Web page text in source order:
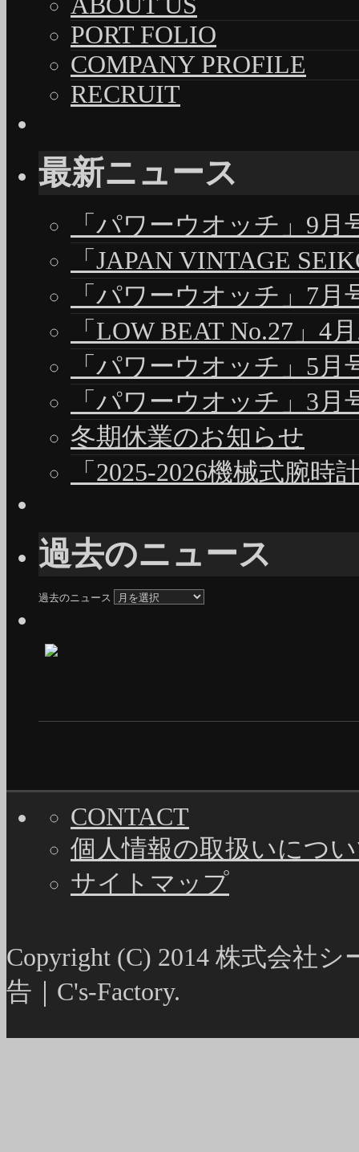
PORT FOLIO
COMPANY PROFILE
RECRUIT
最新ニュース
「パワーウオッチ」9月
「JAPAN VINTAGE
「パワーウオッチ」7月
「LOW BEAT No.27」4
「パワーウオッチ」5月
「パワーウオッチ」3月
冬期休業のお知らせ
「2025-2026機械式腕時
過去のニュース
過去のニュース
CONTACT
個人情報の取扱いにつ
サイトマップ
Copyright (C) 2014 株式会社
告｜C's-Factory.